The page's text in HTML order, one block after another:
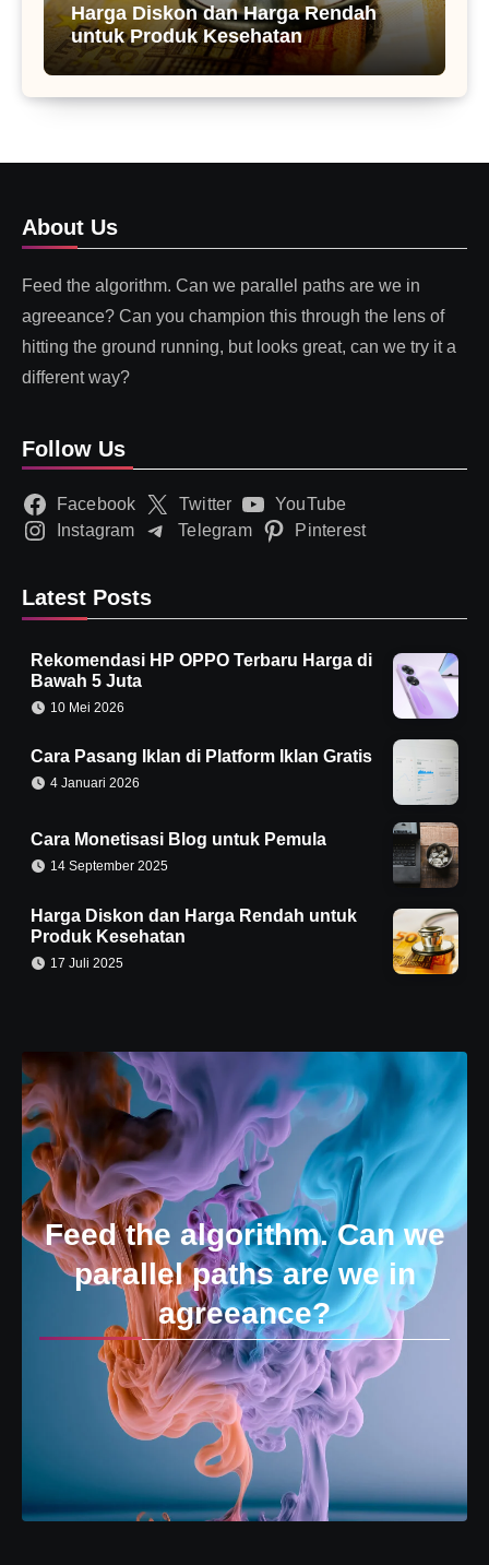
Harga Diskon dan Harga Rendah
untuk Produk Kesehatan
About Us
Feed the algorithm. Can we parallel paths are we in
agreeance? Can you champion this through the lens of
hitting the ground running, but looks great, can we try it a
different way?
Follow Us
Facebook Twitter
YouTube
Instagram
Telegram Pinterest
Latest Posts
Rekomendasi HP OPPO Terbaru Harga di
Bawah 5 Juta
10 Mei 2026
Cara Pasang Iklan di Platform Iklan Gratis
4 Januari 2026
Cara Monetisasi Blog untuk Pemula
14 September 2025
Harga Diskon dan Harga Rendah untuk
Produk Kesehatan
17 Juli 2025
Feed the algorithm. Can we
parallel paths are we in
agreeance?